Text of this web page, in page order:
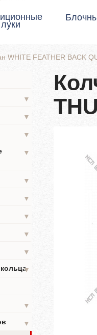
луки
WHITE FEATHER BACK
▼
▼
▼
▼
▼
▼
▼
▼
▼
▼
▼
▼